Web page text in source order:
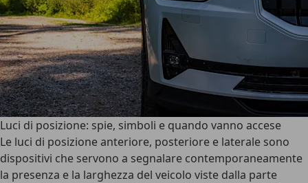
Luci di posizione: spie, simboli e quando vanno accese
Le luci di posizione anteriore, posteriore e laterale sono
dispositivi che servono a segnalare contemporaneamente
la presenza e la larghezza del veicolo viste dalla parte